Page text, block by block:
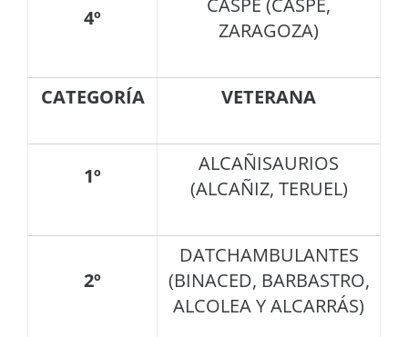
4º
ZARAGOZA)
CATEGORÍA VETERANA
1º
ALCAÑISAURIOS
(ALCAÑIZ, TERUEL)
2º
DATCHAMBULANTES
(BINACED, BARBASTRO,
ALCOLEA Y ALCARRÁS)